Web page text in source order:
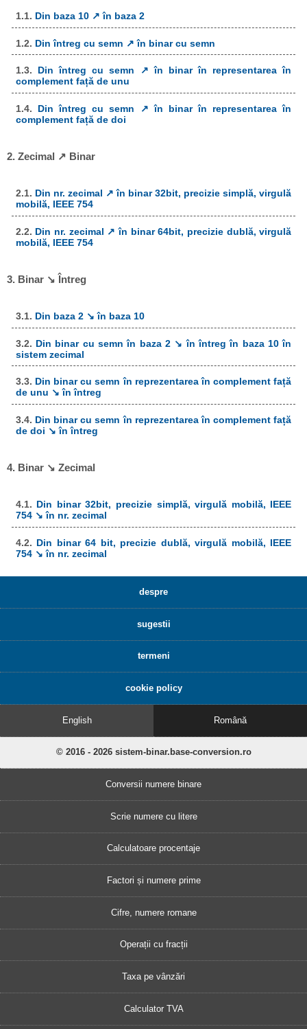
1.1. Din baza 10 ↗ în baza 2
1.2. Din întreg cu semn ↗ în binar cu semn
1.3. Din întreg cu semn ↗ în binar în representarea în
complement față de unu
1.4. Din întreg cu semn ↗ în binar în representarea în
complement față de doi
2. Zecimal ↗ Binar
2.1. Din nr. zecimal ↗ în binar 32bit, precizie simplă, virgulă
mobilă, IEEE 754
2.2. Din nr. zecimal ↗ în binar 64bit, precizie dublă, virgulă
mobilă, IEEE 754
3. Binar ↘ Întreg
3.1. Din baza 2 ↘ în baza 10
3.2. Din binar cu semn în baza 2 ↘ în întreg în baza 10 în
sistem zecimal
3.3. Din binar cu semn în reprezentarea în complement față
de unu ↘ în întreg
3.4. Din binar cu semn în reprezentarea în complement față
de doi ↘ în întreg
4. Binar ↘ Zecimal
4.1. Din binar 32bit, precizie simplă, virgulă mobilă, IEEE
754 ↘ în nr. zecimal
4.2. Din binar 64 bit, precizie dublă, virgulă mobilă, IEEE
754 ↘ în nr. zecimal
despre
sugestii
termeni
cookie policy
English Română
© 2016 - 2026 sistem-binar.base-conversion.ro
Conversii numere binare
Scrie numere cu litere
Calculatoare procentaje
Factori și numere prime
Cifre, numere romane
Operații cu fracții
Taxa pe vânzări
Calculator TVA